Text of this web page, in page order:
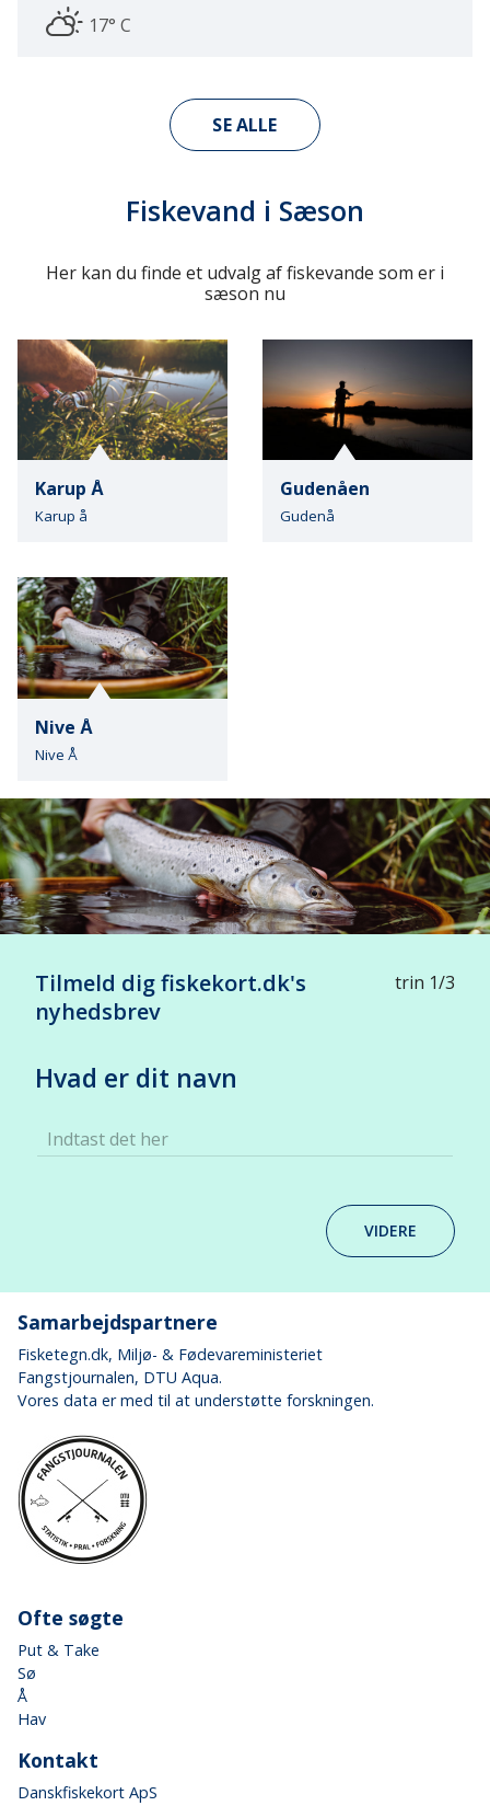
17° C
SE ALLE
Fiskevand i Sæson
Her kan du finde et udvalg af fiskevande som er i
sæson nu
Karup Å
Karup å
Gudenåen
Gudenå
Nive Å
Nive Å
Tilmeld dig fiskekort.dk's
nyhedsbrev
trin 1/3
Hvad er dit navn
Indtast det her
VIDERE
Samarbejdspartnere
Fisketegn.dk, Miljø- & Fødevareministeriet
Fangstjournalen, DTU Aqua.
Vores data er med til at understøtte forskningen.
Ofte søgte
Put & Take
Sø
Å
Hav
Kontakt
Danskfiskekort ApS